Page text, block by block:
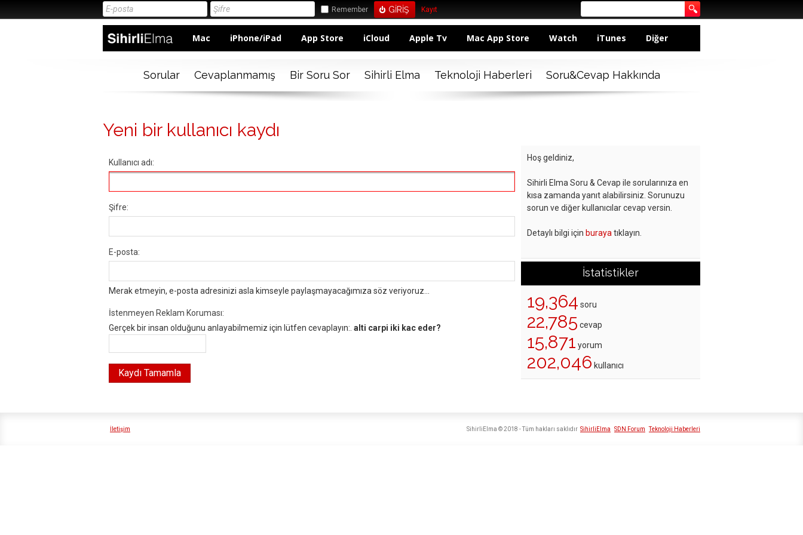
Remember Kayıt
Mac iPhone/iPad App Store iCloud Apple Tv Mac App Store Watch iTunes Diğer
Sorular Cevaplanmamış Bir Soru Sor Sihirli Elma Teknoloji Haberleri Soru&Cevap Hakkında
Yeni bir kullanıcı kaydı
Kullanıcı adı:
Şifre:
E-posta:
Merak etmeyin, e-posta adresinizi asla kimseyle paylaşmayacağımıza söz veriyoruz...
İstenmeyen Reklam Koruması:
Gerçek bir insan olduğunu anlayabilmemiz için lütfen cevaplayın:. alti carpi iki kac eder?
Hoş geldiniz,
Sihirli Elma Soru & Cevap ile sorularınıza en
kısa zamanda yanıt alabilirsiniz. Sorunuzu
sorun ve diğer kullanıcılar cevap versin.
Detaylı bilgi için buraya tıklayın.
İstatistikler
19,364 soru
22,785 cevap
15,871 yorum
202,046 kullanıcı
İletişim SihirliElma SDN Forum Teknoloji Haberleri
SihirliElma © 2018 - Tüm hakları saklıdır